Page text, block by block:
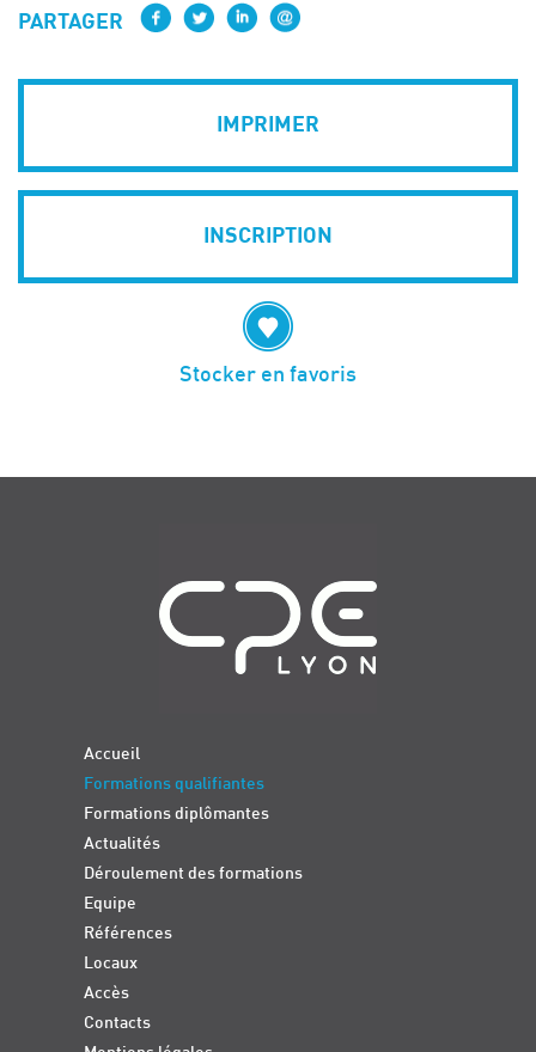
PARTAGER
IMPRIMER
INSCRIPTION
Stocker en favoris
Accueil
Formations qualifiantes
Formations diplômantes
Actualités
Déroulement des formations
Equipe
Références
Locaux
Accès
Contacts